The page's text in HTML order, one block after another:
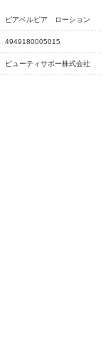
ピアベルピア ローション
4949180005015
ビューティサポー株式会社